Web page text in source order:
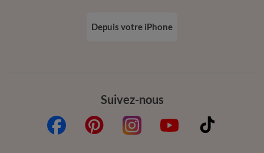
Suivez-nous
Depuis votre iPhone